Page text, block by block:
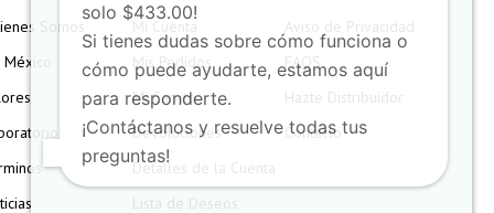
Somos
Mi Cuenta
Mis Pedidos
Mi Carrito
Devoluciones
Detalles de la Cuenta
Lista de Deseos
Aviso de Privacidad
FAQS
Hazte Distribuidor
Contacto
solo $433.00!
Si tienes dudas sobre cómo funciona o
cómo puede ayudarte, estamos aquí
para responderte.
¡Contáctanos y resuelve todas tus
preguntas!